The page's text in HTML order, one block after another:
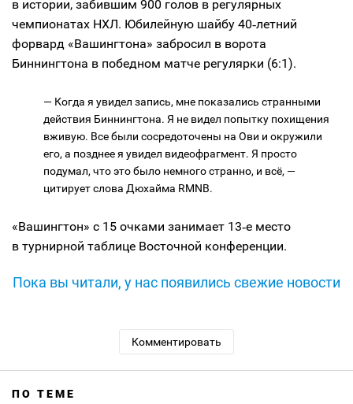
в истории, забившим 900 голов в регулярных
чемпионатах НХЛ. Юбилейную шайбу 40‑летний
форвард «Вашингтона» забросил в ворота
Биннингтона в победном матче регулярки (6:1).
— Когда я увидел запись, мне показались странными
действия Биннингтона. Я не видел попытку похищения
вживую. Все были сосредоточены на Ови и окружили
его, а позднее я увидел видеофрагмент. Я просто
подумал, что это было немного странно, и всё, —
цитирует слова Дюхайма RMNB.
«Вашингтон» с 15 очками занимает 13‑е место
в турнирной таблице Восточной конференции.
Пока вы читали, у нас появились свежие новости
Комментировать
ПО ТЕМЕ